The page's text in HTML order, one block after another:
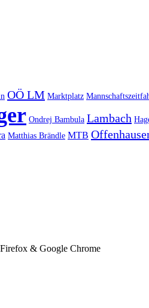
OÖ LM Marktplatz
Ondrej Bambula Lambach
Matthias Brändle MTB
& Google Chrome